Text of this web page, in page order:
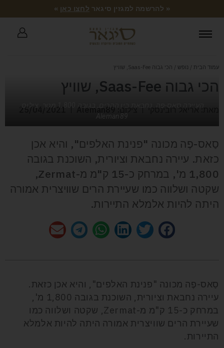
« להרשמה למגזין סיגאר לחצו כאן »
עמוד הבית / נופש / הכי גבוה Saas-Fee, שוויץ
הכי גבוה Saas-Fee, שוויץ
מאת: אריאל רובינסקי צילום: Aleman89 25/04/2021
העיירה סאס-פֶה. נחבאת בין ההרים, בגובה 1,800 מטר. צילום:
סַאס-פֶה מכונה "פנינת האלפים", והיא אכן
כזאת. עיירה נחבאת וציורית, השוכנת בגובה
1,800 מ', במרחק כ-15 ק"מ מ-Zermat,
שקטה ושלווה כמו שעיירת הרים שוויצרית אמורה
היתה להיות אלמלא התיירות.
סַאס-פֶה מכונה "פנינת האלפים", והיא אכן כזאת.
עיירה נחבאת וציורית, השוכנת בגובה 1,800 מ',
במרחק כ-15 ק"מ מ-
Zermat, שקטה ושלווה כמו
שעיירת הרים שוויצרית אמורה היתה להיות אלמלא
התיירות.